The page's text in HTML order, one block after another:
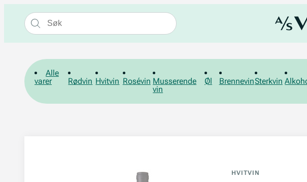
Alle
varer
Rødvin Hvitvin Rosévin Musserende
vin
Øl BrennevinSterkvin
HVITVIN